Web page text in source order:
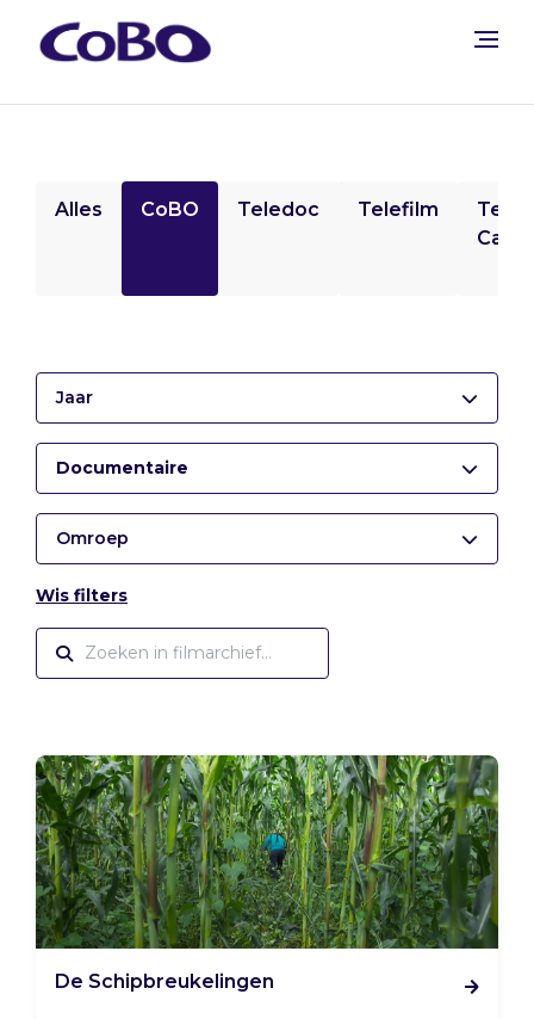
Alles CoBO Teledoc Telefilm
Jaar
Documentaire
Omroep
Wis filters
De Schipbreukelingen